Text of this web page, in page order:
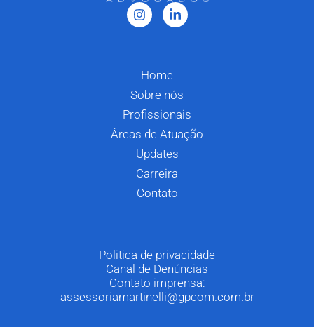
Home
Sobre nós
Profissionais
Áreas de Atuação
Updates
Carreira
Contato
Politica de privacidade
Canal de Denúncias
Contato imprensa:
assessoriamartinelli@gpcom.com.br